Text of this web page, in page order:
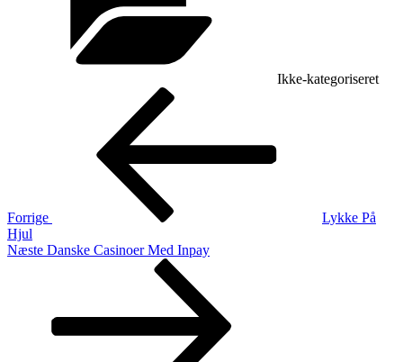
Ikke-kategoriseret
Indlægsnavigation
Forrige
Lykke På
Hjul
Næste
Næste Danske Casinoer Med Inpay